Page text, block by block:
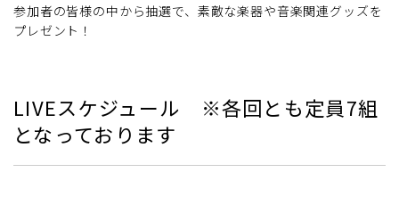
参加者の皆様の中から抽選で、素敵な楽器や音楽関連グッズを
プレゼント！
LIVEスケジュール ※各回とも定員7組
となっております